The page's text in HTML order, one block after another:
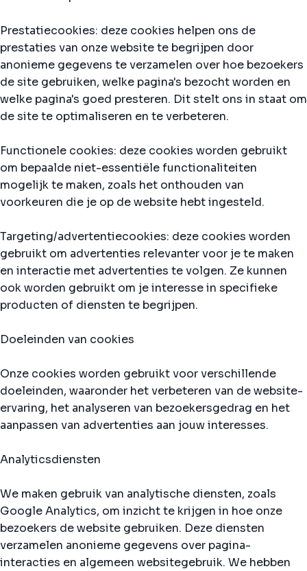
Prestatiecookies: deze cookies helpen ons de
prestaties van onze website te begrijpen door
anonieme gegevens te verzamelen over hoe bezoekers
de site gebruiken, welke pagina's bezocht worden en
welke pagina's goed presteren. Dit stelt ons in staat om
de site te optimaliseren en te verbeteren.
Functionele cookies: deze cookies worden gebruikt
om bepaalde niet-essentiële functionaliteiten
mogelijk te maken, zoals het onthouden van
voorkeuren die je op de website hebt ingesteld.
Targeting/advertentiecookies: deze cookies worden
gebruikt om advertenties relevanter voor je te maken
en interactie met advertenties te volgen. Ze kunnen
ook worden gebruikt om je interesse in specifieke
producten of diensten te begrijpen.
Doeleinden van cookies
Onze cookies worden gebruikt voor verschillende
doeleinden, waaronder het verbeteren van de website-
ervaring, het analyseren van bezoekersgedrag en het
aanpassen van advertenties aan jouw interesses.
Analyticsdiensten
We maken gebruik van analytische diensten, zoals
Google Analytics, om inzicht te krijgen in hoe onze
bezoekers de website gebruiken. Deze diensten
verzamelen anonieme gegevens over pagina-
interacties en algemeen websitegebruik. We hebben